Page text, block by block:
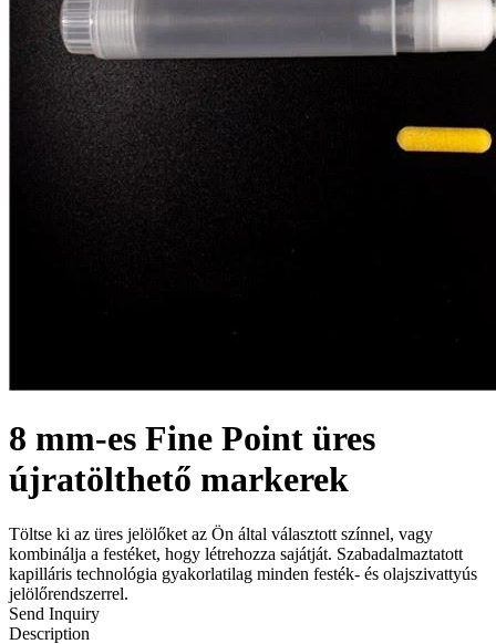
8 mm-es Fine Point üres
újratölthető markerek
Töltse ki az üres jelölőket az Ön által választott színnel, vagy
kombinálja a festéket, hogy létrehozza sajátját. Szabadalmaztatott
kapilláris technológia gyakorlatilag minden festék- és olajszivattyús
jelölőrendszerrel.
Send Inquiry
Description